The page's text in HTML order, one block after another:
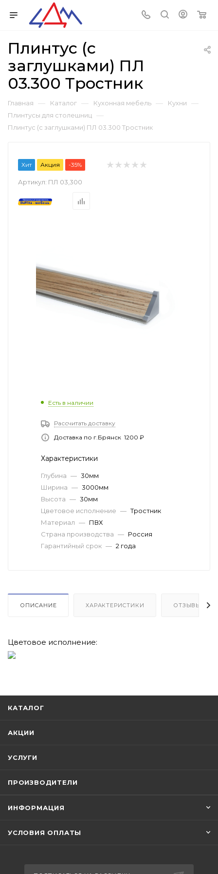
Плинтус (с
заглушками) ПЛ
03.300 Тростник
Главная — Каталог — Кухонная мебель — Кухни —
Плинтусы для столешниц —
Плинтус (с заглушками) ПЛ 03.300 Тростник
Хит Акция -35%
Артикул: ПЛ 03,300
Есть в наличии
Рассчитать доставку
Доставка по г.Брянск 1200 ₽
Характеристики
Глубина — 30мм
Ширина — 3000мм
Высота — 30мм
Цветовое исполнение — Тростник
Материал — ПВХ
Страна производства — Россия
Гарантийный срок — 2 года
ОПИСАНИЕ ХАРАКТЕРИСТИКИ ОТЗЫВЫ
Цветовое исполнение:
КАТАЛОГ
АКЦИИ
УСЛУГИ
ПРОИЗВОДИТЕЛИ
ИНФОРМАЦИЯ
УСЛОВИЯ ОПЛАТЫ